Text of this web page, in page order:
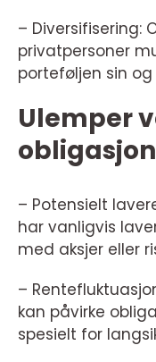
– Diversifisering:
privatpersoner
porteføljen sin og
Ulemper
– Potensielt
har vanligvis
med aksjer eller
–
kan påvirke
spesielt for